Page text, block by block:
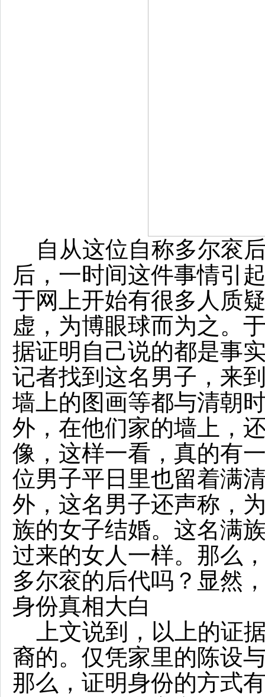
自从这位自称多尔衮
后，一时间这件事情引
于网上开始有很多人质
虚，为博眼球而为之。
据证明自己说的都是事
记者找到这名男子，来
墙上的图画等都与清朝
外，在他们家的墙上，
像，这样一看，真的有
位男子平日里也留着满
外，这名男子还声称，
族的女子结婚。这名满
过来的女人一样。那么
多尔衮的后代吗？显然
身份真相大白
上文说到，以上的证
裔的。仅凭家里的陈设
那么，证明身份的方式